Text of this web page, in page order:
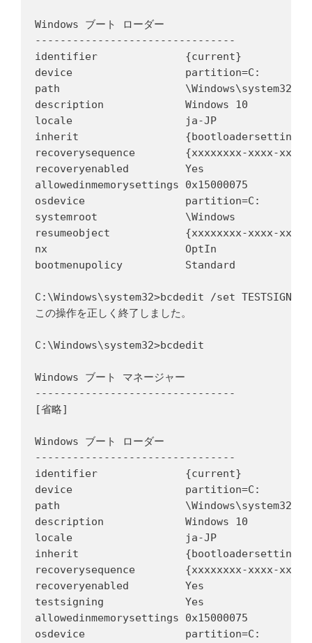
Windows ブート ローダー
--------------------------------
identifier              {current}
device                  partition=C:
path
description             Windows 10
locale                  ja-JP
inherit                 {bootloadersettings}
recoverysequence        {xxxxxxxx-xxxx-xxxx-
recoveryenabled         Yes
allowedinmemorysettings 0x15000075
osdevice                partition=C:
systemroot              \Windows
resumeobject            {xxxxxxxx-xxxx-xxxx-
nx                      OptIn
bootmenupolicy          Standard
C:\Windows\system32>bcdedit /set TESTSIGNING
この操作を正しく終了しました。
C:\Windows\system32>bcdedit
Windows ブート マネージャー
--------------------------------
[省略]
Windows ブート ローダー
--------------------------------
identifier              {current}
device                  partition=C:
path
description             Windows 10
locale                  ja-JP
inherit                 {bootloadersettings}
recoverysequence        {xxxxxxxx-xxxx-xxxx-
recoveryenabled         Yes
testsigning             Yes
allowedinmemorysettings 0x15000075
osdevice                partition=C: